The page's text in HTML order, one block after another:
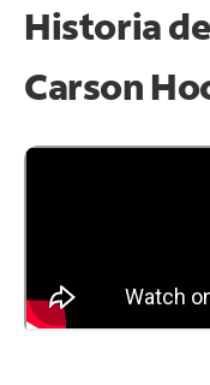
Historia
Carson